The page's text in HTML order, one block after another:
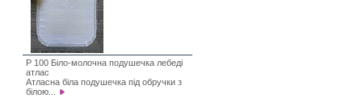
P 100 Біло-молочна подушечка лебеді
атлас
Атласна біла подушечка під обручки з
білою...